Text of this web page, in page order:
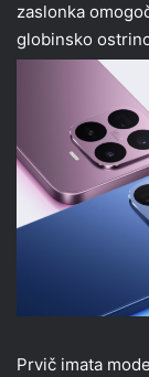
zaslonka
globinsko
Prvič imata